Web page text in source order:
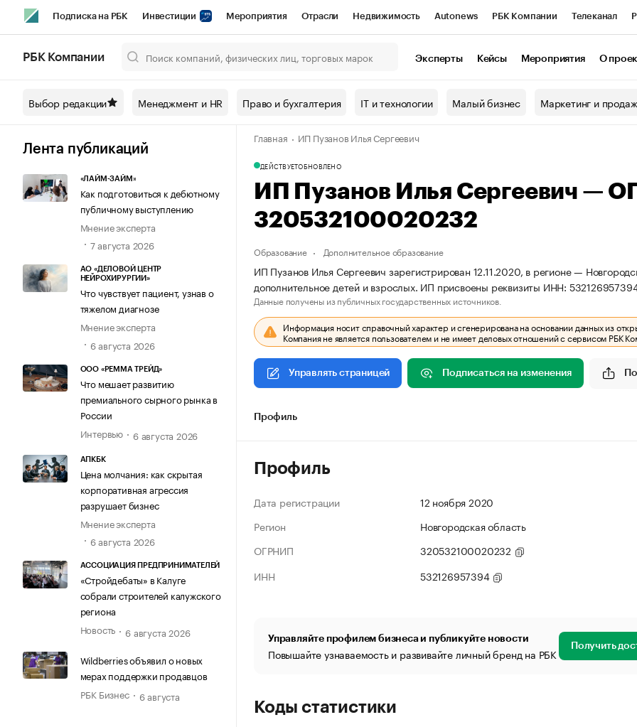
Подписка на РБК Инвестиции Мероприятия Отрасли Недвижимость Autonews РБК Компании Телеканал
Спецпроекты СПб Конференции СПб Спецпроекты Проверка контрагентов
Технологии и медиа Рынок наличной валюты
РБК Компании Эксперты Кейсы Мероприятия О
Выбор редакции Менеджмент и HR Право и бухгалтерия IT и технологии Малый бизнес Маркетинг и
Лента публикаций
«ЛАЙМ-ЗАЙМ»
Как подготовиться к дебютному
публичному выступлению
Мнение эксперта
7 августа 2026
АО «ДЕЛОВОЙ ЦЕНТР
НЕЙРОХИРУРГИИ»
Что чувствует пациент, узнав о
тяжелом диагнозе
Мнение эксперта
6 августа 2026
ООО «РЕММА ТРЕЙД»
Что мешает развитию
премиального сырного рынка в
России
Интервью
6 августа 2026
АПКБК
Цена молчания: как скрытая
корпоративная агрессия
разрушает бизнес
Мнение эксперта
6 августа 2026
АССОЦИАЦИЯ ПРЕДПРИНИМАТЕЛЕЙ
«Стройдебаты» в Калуге
собрали строителей калужского
региона
Новость
6 августа 2026
Wildberries объявил о новых
мерах поддержки продавцов
РБК Бизнес
6 августа
Главная ИП Пузанов Илья Сергеевич
ДЕЙСТВУЕТОБНОВЛЕНО
ИП Пузанов Илья Сергеевич —
320532100020232
Образование Дополнительное образование
ИП Пузанов Илья Сергеевич зарегистрирован 12.11.2020, в регионе —
дополнительное детей и взрослых. ИП присвоены реквизиты ИНН:
Данные получены из публичных государственных источников.
Информация носит справочный характер и сгенерирована на основании данных из
Компания не является пользователем и не имеет деловых отношений с сервисом РБК
Управлять страницей Подписаться на изменения
Профиль
Профиль
Дата регистрации
12 ноября 2020
Регион
Новгородская область
ОГРНИП
320532100020232
ИНН
532126957394
Управляйте профилем бизнеса и публикуйте новости
Повышайте узнаваемость и развивайте личный бренд на РБК Получить
Коды статистики